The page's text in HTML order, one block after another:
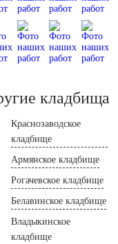
кладбища
Краснозаводское
кладбище
Армянское кладбище
Рогачевское кладбище
Белавинское кладбище
Владыкинское
кладбище